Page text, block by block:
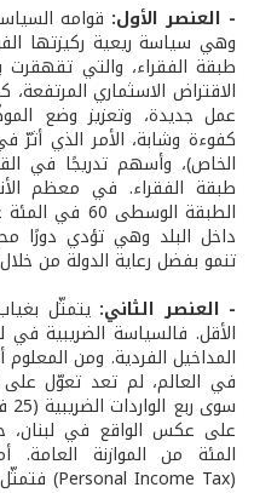
- العنصر الأول:
وهي سياسة ريعية ركيزتها
طبقة الفقراء، والتي
الاقتراض الاسثماري
عمل جديدة، وتعزيز وضع
كفوءة وشابة، الأمر الذي أثرّ
الخاص)، وأسهم تدريجًا في
طبقة الفقراء. في معظم
الطبقة
داخل البلد وهي تؤدي دورًا
تنمو بفضل رعاية الدولة من
- العنصر الثاني:يتمثّل
الأقل. فالسياسة الضريبية
المداخيل الفردية. ومن
في العالم، لم تعد تعوّل على
المئة من الموازنة العامة.